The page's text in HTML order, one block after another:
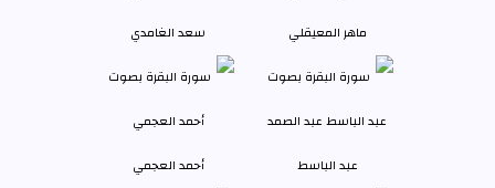
ماهر المعيقلي سعد الغامدي
عبد الباسط أحمد العجمي